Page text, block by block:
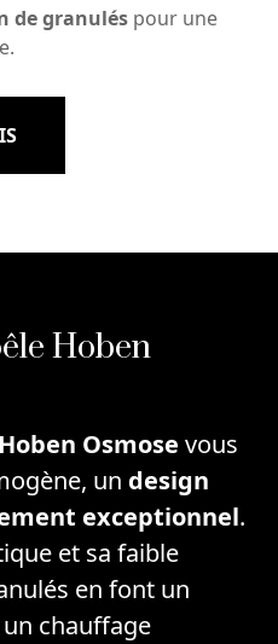
de granulés pour une
Hoben
Osmose vous
un design
exceptionnel.
et sa faible
en font un
chauffage